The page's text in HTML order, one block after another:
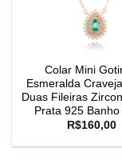
Colar Mini
Esmeralda
Duas Fileiras
Prata 925
R$160,00